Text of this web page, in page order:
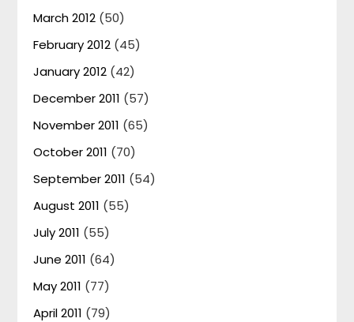
March 2012 (50)
February 2012 (45)
January 2012 (42)
December 2011 (57)
November 2011 (65)
October 2011 (70)
September 2011 (54)
August 2011 (55)
July 2011 (55)
June 2011 (64)
May 2011 (77)
April 2011 (79)